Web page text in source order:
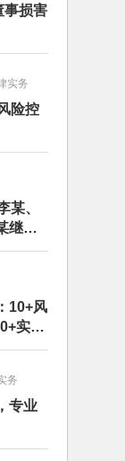
事损害
实务
险控
某、
继承
10+风
实务
务
专业